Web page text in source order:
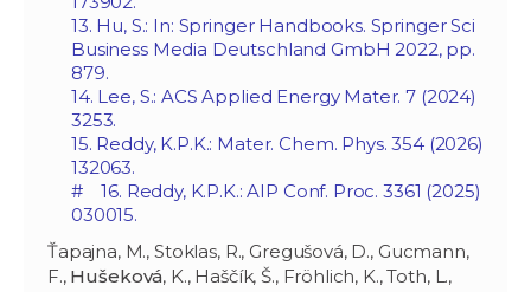
13. Hu, S.: In: Springer Handbooks. Springer Sci
Business Media Deutschland GmbH 2022, pp.
879.
14. Lee, S.: ACS Applied Energy Mater. 7 (2024)
3253.
15. Reddy, K.P.K.: Mater. Chem. Phys. 354 (2026)
132063.
# 16. Reddy, K.P.K.: AIP Conf. Proc. 3361 (2025)
030015.
Ťapajna, M., Stoklas, R., Gregušová, D., Gucmann,
F., Hušeková, K., Haščík, Š., Fröhlich, K., Toth, L.,